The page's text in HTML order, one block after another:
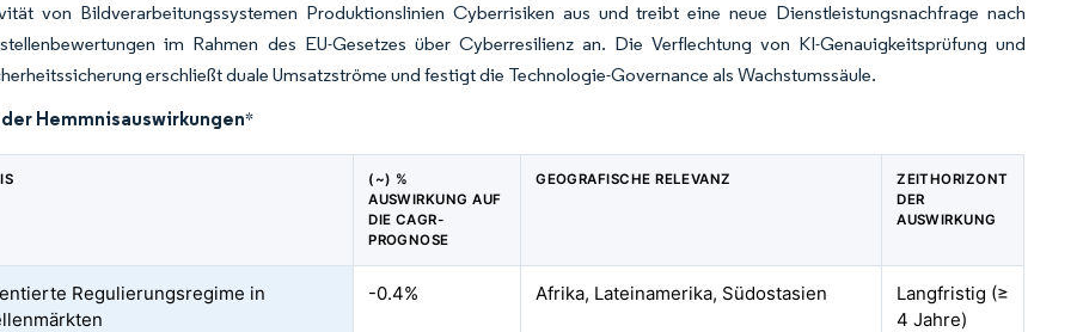
von Bildverarbeitungssystemen Produktionslinien Cyberrisiken aus und treibt eine neue Dienstleistungsnachfrage nach
im Rahmen des EU-Gesetzes über Cyberresilienz an. Die Verflechtung von KI-Genauigkeitsprüfung und
erschließt duale Umsatzströme und festigt die Technologie-Governance als Wachstumssäule.
Hemmnisauswirkungen*
(~) %
AUSWIRKUNG AUF
DIE CAGR-
PROGNOSE
GEOGRAFISCHE RELEVANZ
ZEITHORIZONT
DER
AUSWIRKUNG
Regulierungsregime in
-0.4% Afrika, Lateinamerika, Südostasien
Langfristig (≥
4 Jahre)